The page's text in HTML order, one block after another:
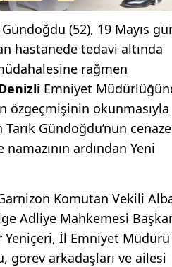
(52), 19 Mayıs
hastanede tedavi altında
rağmen
Emniyet
özgeçmişinin okunmasıyla
Gündoğdu’nun
ardından Yeni
Komutan Vekili
Adliye Mahkemesi
İl Emniyet Müdürü
görev arkadaşları ve ailesi